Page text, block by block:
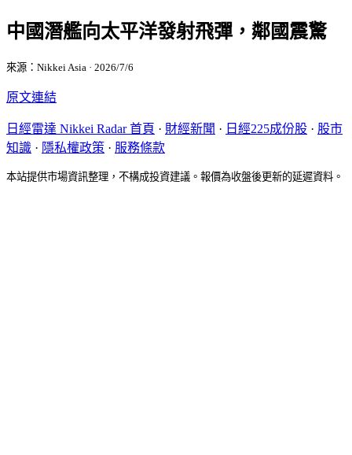
中國潛艦向太平洋發射飛彈，鄰國震驚
來源：Nikkei Asia · 2026/7/6
原文連結
日經雷達 Nikkei Radar 首頁 · 財經新聞 · 日經225成份股 · 股市
知識 · 隱私權政策 · 服務條款
本站提供市場資訊整理，不構成投資建議。報價為收盤後更新的延遲資料。